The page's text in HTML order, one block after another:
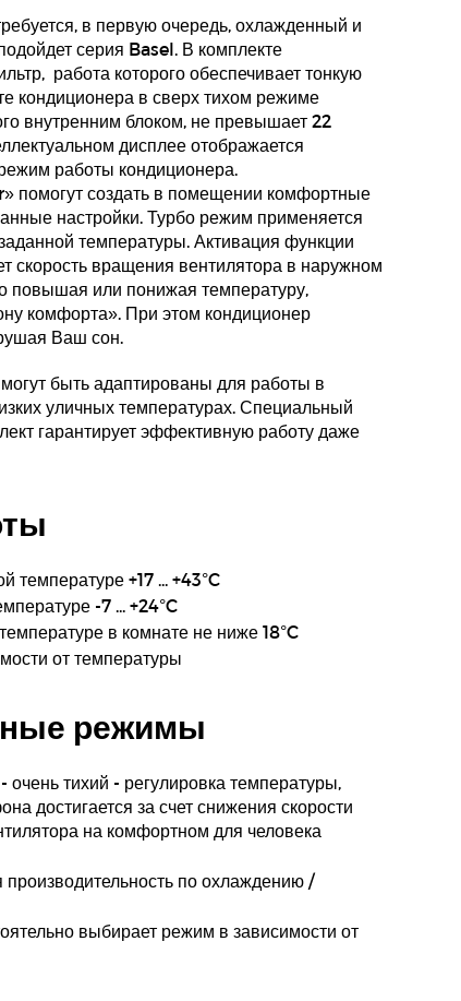
в первую очередь, охлажденный и
серия Basel. В комплекте
работа которого обеспечивает тонкую
кондиционера в сверх тихом режиме
внутренним блоком, не превышает 22
дисплее отображается
работы кондиционера.
помогут создать в помещении комфортные
настройки. Турбо режим применяется
температуры. Активация функции
скорость вращения вентилятора в наружном
повышая или понижая температуру,
комфорта». При этом кондиционер
Ваш сон.
быть адаптированы для работы в
уличных температурах. Специальный
гарантирует эффективную работу даже
температуре +17 ... +43°C
-7 ... +24°C
в комнате не ниже 18°C
от температуры
режимы
тихий - регулировка температуры,
достигается за счет снижения скорости
на комфортном для человека
по охлаждению /
выбирает режим в зависимости от